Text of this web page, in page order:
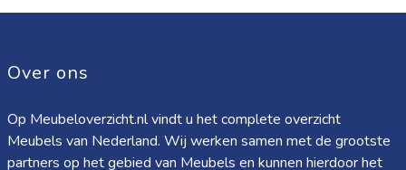
Over ons
Op Meubeloverzicht.nl vindt u het complete overzicht
Meubels van Nederland. Wij werken samen met de grootste
partners op het gebied van Meubels en kunnen hierdoor het